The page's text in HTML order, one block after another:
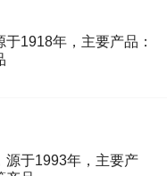
于1918年，主要产品：
源于1993年，主要产